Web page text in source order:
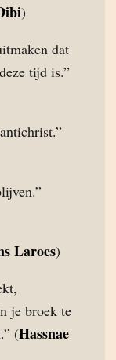
)
dat
tijd is.”
Laroes)
je broek te
(Hassnae